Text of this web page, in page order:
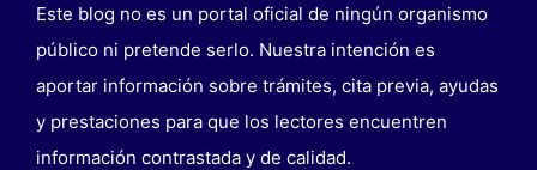
Este blog no es un portal oficial de ningún organismo
público ni pretende serlo. Nuestra intención es
aportar información sobre trámites, cita previa, ayudas
y prestaciones para que los lectores encuentren
información contrastada y de calidad.